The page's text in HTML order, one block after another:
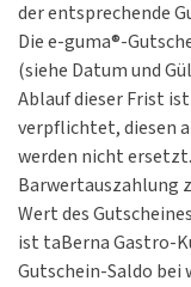
der entsprechende
Die e-guma®-
(siehe Datum und
Ablauf dieser Frist
verpflichtet, diesen
werden nicht
Barwertauszahlung
Wert des
ist taBerna Gastro-
Gutschein-Saldo bei